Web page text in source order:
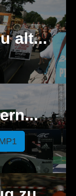
alt...